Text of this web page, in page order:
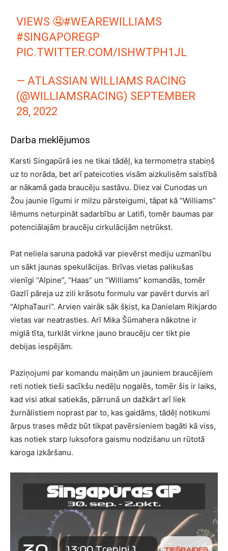
VIEWS 🤤#WEAREWILLIAMS
#SINGAPOREGP
PIC.TWITTER.COM/ISHWTPH1JL
— ATLASSIAN WILLIAMS RACING
(@WILLIAMSRACING) SEPTEMBER
28, 2022
Darba meklējumos
Karsti Singapūrā ies ne tikai tādēļ, ka termometra stabiņš
uz to norāda, bet arī pateicoties visām aizkulisēm saistībā
ar nākamā gada braucēju sastāvu. Diez vai Cunodas un
Žou jaunie līgumi ir milzu pārsteigumi, tāpat kā “Williams”
lēmums neturpināt sadarbību ar Latifi, tomēr baumas par
potenciālajām braucēju cirkulācijām netrūkst.
Pat neliela saruna padokā var pievērst mediju uzmanību
un sākt jaunas spekulācijas. Brīvas vietas palikušas
vienīgi “Alpine”, “Haas” un “Williams” komandās, tomēr
Gazlī pāreja uz zili krāsotu formulu var pavērt durvis arī
“AlphaTauri”. Arvien vairāk sāk šķist, ka Danielam Rikjardo
vietas var neatrasties. Arī Mika Šūmahera nākotne ir
miglā tīta, turklāt virkne jauno braucēju cer tikt pie
debijas iespējām.
Paziņojumi par komandu maiņām un jauniem braucējiem
reti notiek tieši sacīkšu nedēļu nogalēs, tomēr šis ir laiks,
kad visi atkal satiekās, pārrunā un dažkārt arī liek
žurnālistiem noprast par to, kas gaidāms, tādēļ notikumi
ārpus trases mēdz būt tikpat pavērsieniem bagāti kā viss,
kas notiek starp luksofora gaismu nodzišanu un rūtotā
karoga izkāršanu.